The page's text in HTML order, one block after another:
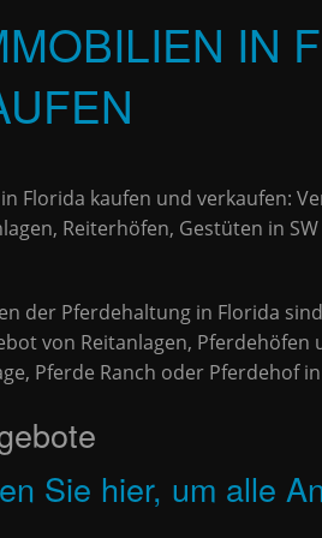
IN
Florida kaufen und verkaufen:
Reiterhöfen, Gestüten in
der Pferdehaltung in Florida
von Reitanlagen,
Pferde Ranch oder Pferdehof
Sie hier, um alle